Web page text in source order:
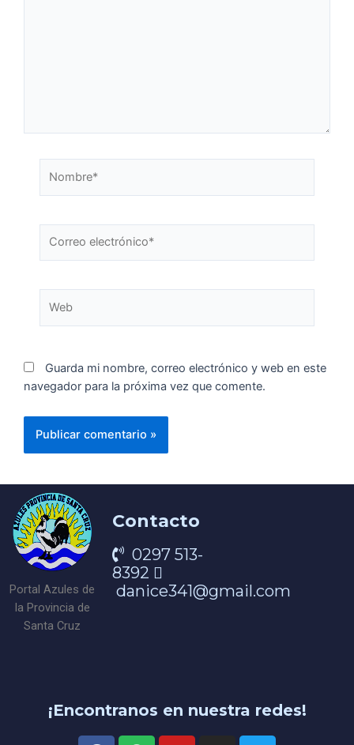
Guarda mi nombre, correo electrónico y web en este
navegador para la próxima vez que comente.
Portal Azules de
la Provincia de
Santa Cruz
Contacto
0297 513-
8392
danice341@gmail.com
¡Encontranos en nuestra redes!